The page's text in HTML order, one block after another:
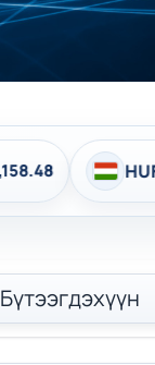
EGP72.20
Бүтээгдэхүүн